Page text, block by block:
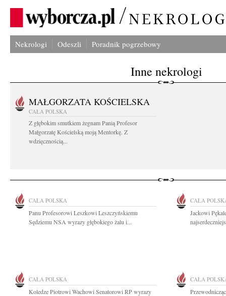
Nekrologi Odeszli Poradnik pogrzebowy
Inne nekrologi
MAŁGORZATA KOŚCIELSKA
CAŁA POLSKA
Z głębokim smutkiem żegnam Panią Profesor
Małgorzatę Kościelską moją Mentorkę. Z
wdzięcznością...
CAŁA POLSKA
Panu Profesorowi Leszkowi Leszczyńskiemu
Sędziemu NSA wyrazy głębokiego żalu i...
CAŁA
Jackowi
CAŁA POLSKA
Koledze Piotrowi Wachowi Senatorowi RP wyrazy
CAŁA